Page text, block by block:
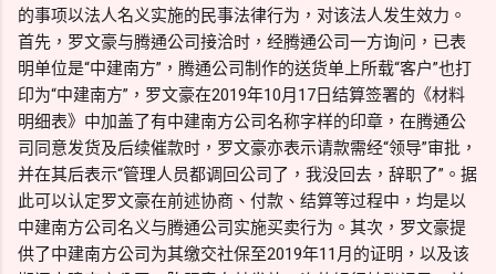
的事项以法人名义实施的民事法律行为，对该法人发生效力。
首先，罗文豪与腾通公司接洽时，经腾通公司一方询问，已表
明单位是“中建南方”，腾通公司制作的送货单上所载“客户”也打
印为“中建南方”，罗文豪在2019年10月17日结算签署的《材料
明细表》中加盖了有中建南方公司名称字样的印章，在腾通公
司同意发货及后续催款时，罗文豪亦表示请款需经“领导”审批，
并在其后表示“管理人员都调回公司了，我没回去，辞职了”。据
此可以认定罗文豪在前述协商、付款、结算等过程中，均是以
中建南方公司名义与腾通公司实施买卖行为。其次，罗文豪提
供了中建南方公司为其缴交社保至2019年11月的证明，以及该